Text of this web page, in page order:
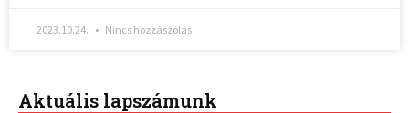
2023.10.24. Nincs hozzászólás
Aktuális lapszámunk